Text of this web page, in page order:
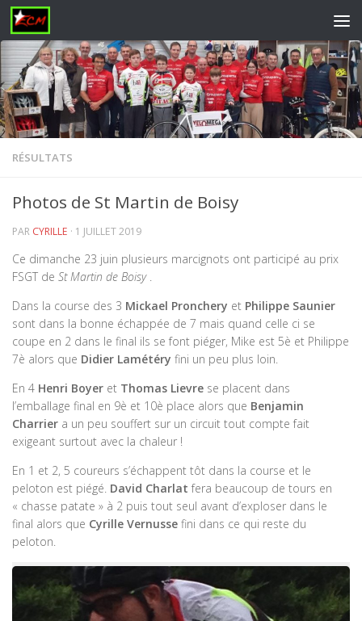
Skip to content
RÉSULTATS
Photos de St Martin de Boisy
PAR CYRILLE · 1 JUILLET 2019
Ce dimanche 23 juin plusieurs marcignots ont participé au prix
FSGT de St Martin de Boisy.
Dans la course des 3 Mickael Pronchery et Philippe Saunier
sont dans la bonne échappée de 7 mais quand celle ci se
coupe en 2 dans le final ils se font piéger, Mike est 5è et Philippe
7è alors que Didier Lamétéry fini un peu plus loin.
En 4 Henri Boyer et Thomas Lievre se placent dans
l’emballage final en 9è et 10è place alors que Benjamin
Charrier a un peu souffert sur un circuit tout compte fait
exigeant surtout avec la chaleur !
En 1 et 2, 5 coureurs s’échappent tôt dans la course et le
peloton est piégé. David Charlat fera beaucoup de tours en
« chasse patate » à 2 puis tout seul avant d’exploser dans le
final alors que Cyrille Vernusse fini dans ce qui reste du
peloton.